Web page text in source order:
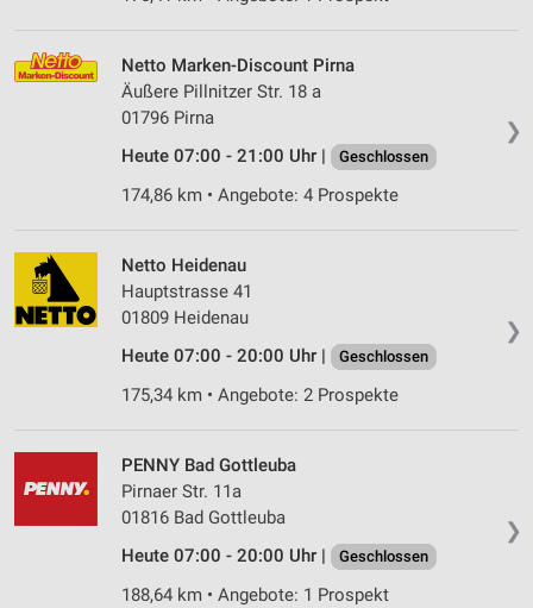
❯
Netto Marken-Discount Pirna
Äußere Pillnitzer Str. 18 a
01796 Pirna
Heute 07:00 - 21:00 Uhr |
Geschlossen
174,86 km • Angebote: 4 Prospekte
❯
Netto Heidenau
Hauptstrasse 41
01809 Heidenau
Heute 07:00 - 20:00 Uhr |
Geschlossen
175,34 km • Angebote: 2 Prospekte
❯
PENNY Bad Gottleuba
Pirnaer Str. 11a
01816 Bad Gottleuba
Heute 07:00 - 20:00 Uhr |
Geschlossen
188,64 km • Angebote: 1 Prospekt